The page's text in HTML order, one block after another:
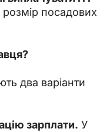
посадових
два варіанти
зарплати. У